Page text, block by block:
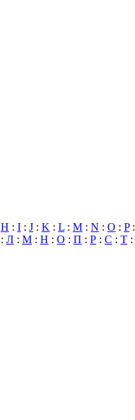
H : I : J : K : L : M : N : O : P:
: Л : М : Н : О : П : Р : С : Т :